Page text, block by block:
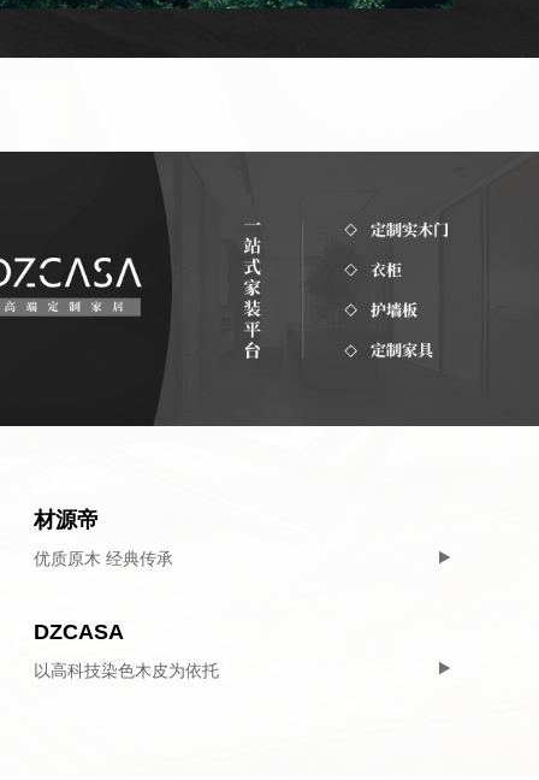
材源帝
优质原木 经典传承
DZCASA
以高科技染色木皮为依托